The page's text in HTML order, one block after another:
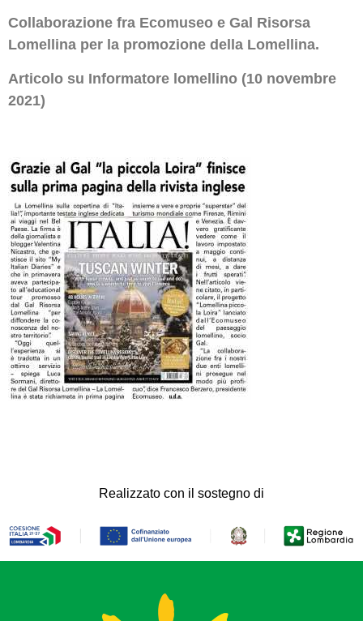
Collaborazione fra Ecomuseo e Gal Risorsa
Lomellina per la promozione della Lomellina.
Articolo su Informatore lomellino (10 novembre
2021)
Realizzato con il sostegno di